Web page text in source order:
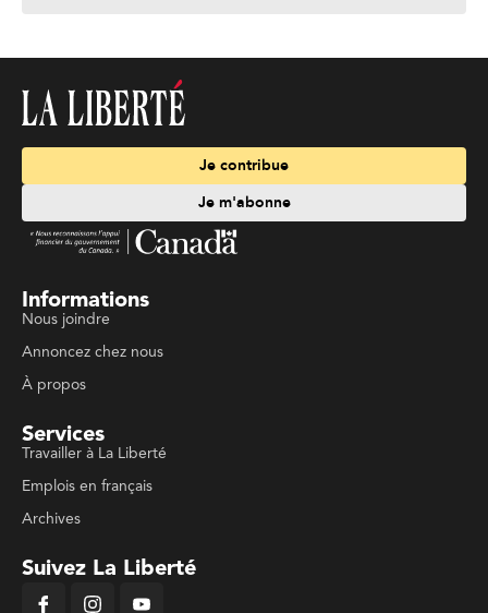
Je contribue
Je m'abonne
Informations
Nous joindre
Annoncez chez nous
À propos
Services
Travailler à La Liberté
Emplois en français
Archives
Suivez La Liberté